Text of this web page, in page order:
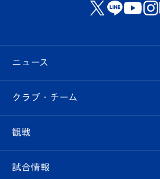
ニュース
すべて
クラブ
クラブ・チーム
観戦
観戦ルール
試合情報